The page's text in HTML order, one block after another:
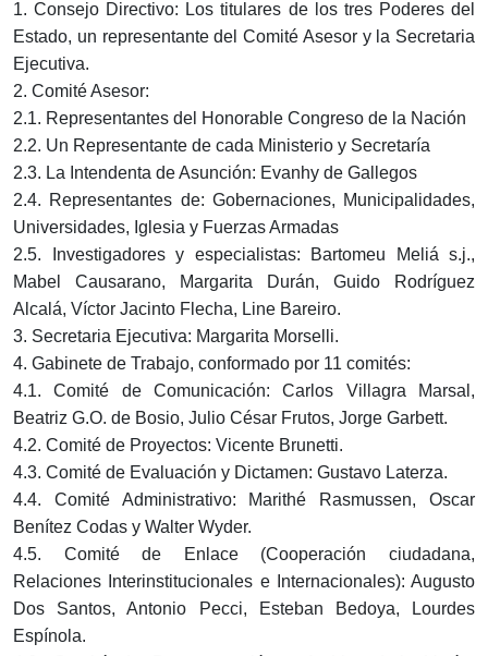
1. Consejo Directivo: Los titulares de los tres Poderes del
Estado, un representante del Comité Asesor y la Secretaria
Ejecutiva.
2. Comité Asesor:
2.1. Representantes del Honorable Congreso de la Nación
2.2. Un Representante de cada Ministerio y Secretaría
2.3. La Intendenta de Asunción: Evanhy de Gallegos
2.4. Representantes de: Gobernaciones, Municipalidades,
Universidades, Iglesia y Fuerzas Armadas
2.5. Investigadores y especialistas: Bartomeu Meliá s.j.,
Mabel Causarano, Margarita Durán, Guido Rodríguez
Alcalá, Víctor Jacinto Flecha, Line Bareiro.
3. Secretaria Ejecutiva: Margarita Morselli.
4. Gabinete de Trabajo, conformado por 11 comités:
4.1. Comité de Comunicación: Carlos Villagra Marsal,
Beatriz G.O. de Bosio, Julio César Frutos, Jorge Garbett.
4.2. Comité de Proyectos: Vicente Brunetti.
4.3. Comité de Evaluación y Dictamen: Gustavo Laterza.
4.4. Comité Administrativo: Marithé Rasmussen, Oscar
Benítez Codas y Walter Wyder.
4.5. Comité de Enlace (Cooperación ciudadana,
Relaciones Interinstitucionales e Internacionales): Augusto
Dos Santos, Antonio Pecci, Esteban Bedoya, Lourdes
Espínola.